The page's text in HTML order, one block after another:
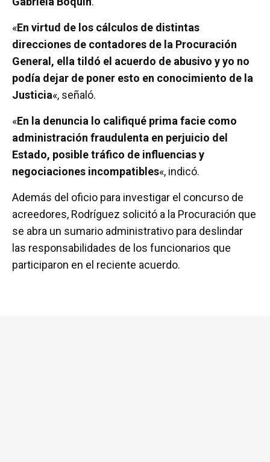
«En virtud de los cálculos de distintas
direcciones de contadores de la Procuración
General, ella tildó el acuerdo de abusivo y yo no
podía dejar de poner esto en conocimiento de la
Justicia«, señaló.
«En la denuncia lo califiqué prima facie como
administración fraudulenta en perjuicio del
Estado, posible tráfico de influencias y
negociaciones incompatibles«, indicó.
Además del oficio para investigar el concurso de
acreedores, Rodríguez solicitó a la Procuración que
se abra un sumario administrativo para deslindar
las responsabilidades de los funcionarios que
participaron en el reciente acuerdo.